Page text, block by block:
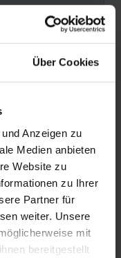
Über Cookies
Anzeigen zu
Medien anbieten
Website zu
zu Ihrer
Partner für
weiter. Unsere
mit
bereitgestellt
bis 25
Empfehlung: